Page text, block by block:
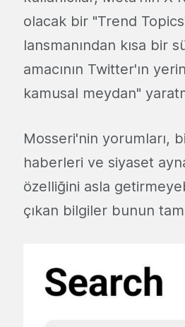
olacak bir "Trend
lansmanından kısa bir
amacının Twitter'ın
kamusal meydan"
Mosseri'nin yorumları,
haberleri ve siyaset
özelliğini asla
çıkan bilgiler bunun